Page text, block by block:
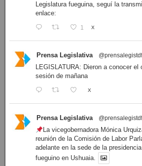
Legislatura fueguina, seguí la
enlace:
1 X
Prensa Legislativa @prensalegistdf
LEGISLATURA: Dieron a conocer el
sesión de mañana
X
Prensa Legislativa @prensalegistdf
La vicegobernadora Mónica
reunión de la Comisión de Labor
adelante en la sede de la
fueguino en Ushuaia.